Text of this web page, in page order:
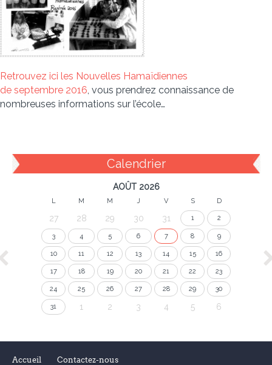
Retrouvez ici les Nouvelles Hamaïdiennes
de septembre 2016 , vous prendrez connaissance de
nombreuses informations sur l’école…
Calendrier
AOÛT 2026
L M M J V S D
27 28 29 30 31 1 2
3 4 5 6 7 8 9
10 11 12 13 14 15 16
17 18 19 20 21 22 23
24 25 26 27 28 29 30
31 1 2 3 4 5 6
Accueil Contactez-nous